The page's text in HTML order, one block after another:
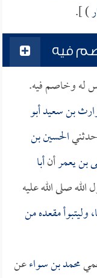
) ].
فيه
له وخاصم فيه.
بن سعيد أبو
الحسين بن
بن يعمرأنأبا
صلى الله عليه
مقعده من
محمد بن سواءعن